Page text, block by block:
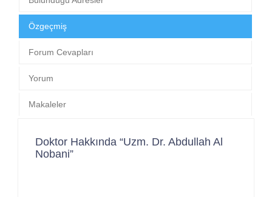
Özgeçmiş
Forum Cevapları
Yorum
Makaleler
Doktor Hakkında “Uzm. Dr. Abdullah Al
Nobani”